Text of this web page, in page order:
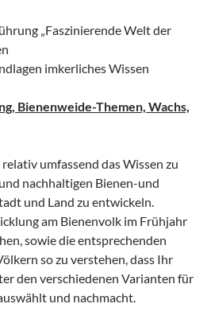
„Faszinierende Welt der
imkerliches Wissen
Bienenweide-Themen, Wachs,
umfassend das Wissen zu
nachhaltigen Bienen-und
und Land zu entwickeln.
am Bienenvolk im Frühjahr
sowie die entsprechenden
so zu verstehen, dass Ihr
den verschiedenen Varianten für
und nachmacht.